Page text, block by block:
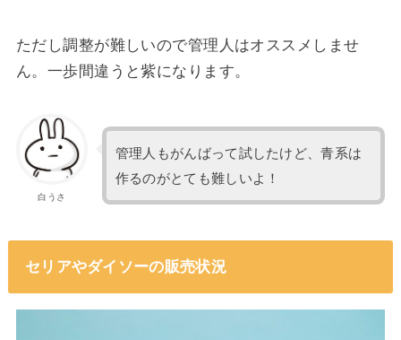
ただし調整が難しいので管理人はオススメしませ
ん。一歩間違うと紫になります。
白うさ
管理人もがんばって試したけど、青系は
作るのがとても難しいよ！
セリアやダイソーの販売状況